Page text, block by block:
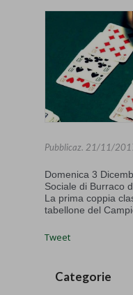
Pubblicaz. 21/11/
Domenica 3
Sociale di Burraco
La prima coppia
tabellone del
Tweet
Categorie